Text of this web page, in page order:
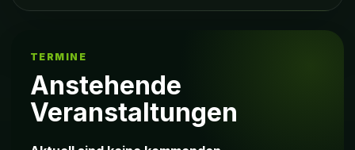
TERMINE
Anstehende
Veranstaltungen